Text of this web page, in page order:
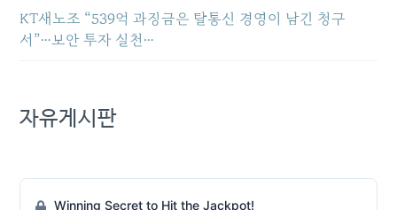
KT새노조 “539억 과징금은 탈통신 경영이 남긴 청구
서”…보안 투자 실천…
자유게시판
Winning Secret to Hit the Jackpot!